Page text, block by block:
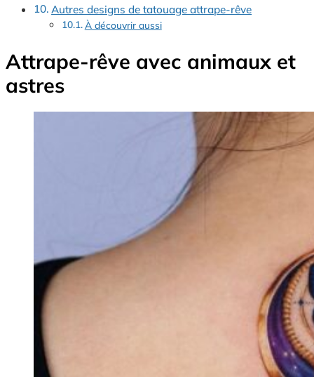
Autres designs de tatouage attrape-rêve
À découvrir aussi
Attrape-rêve avec animaux et
astres